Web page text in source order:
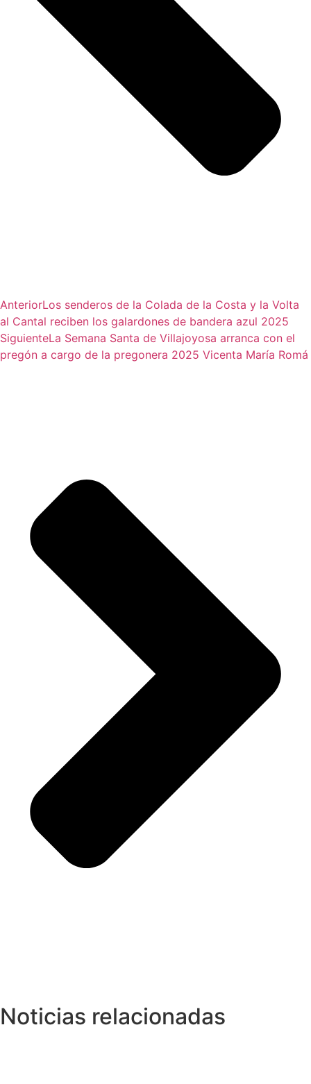
AnteriorLos senderos de la Colada de la Costa y la Volta
al Cantal reciben los galardones de bandera azul 2025
SiguienteLa Semana Santa de Villajoyosa arranca con el
pregón a cargo de la pregonera 2025 Vicenta María Romá
Noticias relacionadas